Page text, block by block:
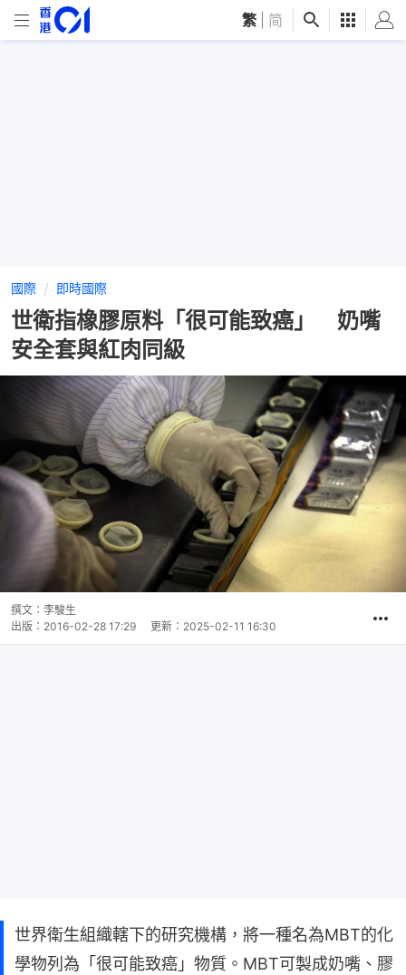
繁 简
國際 即時國際
世衛指橡膠原料「很可能致癌」 奶嘴
安全套與紅肉同級
撰文： 李駿生
出版： 2016-02-28 17:29 更新： 2025-02-11 16:30
世界衛生組織轄下的研究機構，將一種名為MBT的化
學物列為「很可能致癌」物質。MBT可製成奶嘴、膠